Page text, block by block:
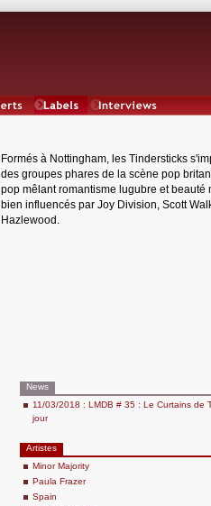
Formés à Nottingham, les Tindersticks
des groupes phares de la scène pop
pop mêlant romantisme lugubre et
bien influencés par Joy Division, Scott
Hazlewood.
News
11/03/2018 : LMDB # 35 : Le Curtains de
jour
Artistes
Minor Majority
Paula Frazer
Spain